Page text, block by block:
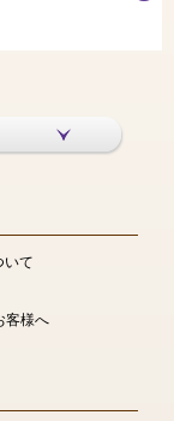
いて
客様へ